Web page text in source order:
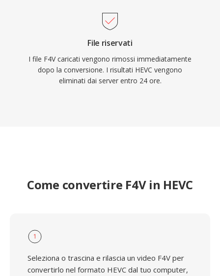
File riservati
I file F4V caricati vengono rimossi immediatamente
dopo la conversione. I risultati HEVC vengono
eliminati dai server entro 24 ore.
Come convertire F4V in HEVC
1
Seleziona o trascina e rilascia un video F4V per
convertirlo nel formato HEVC dal tuo computer,